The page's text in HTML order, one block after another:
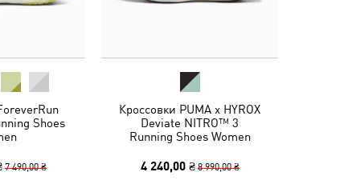
Shoes
7 490,00 ₴
Кроссовки PUMA x HYROX
Deviate NITRO™ 3
Running Shoes Women
4 240,00 ₴ 8 990,00 ₴